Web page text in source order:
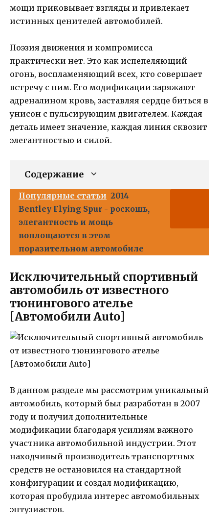
мощи приковывает взгляды и привлекает
истинных ценителей автомобилей.
Поэзия движения и компромисса
практически нет. Это как испепеляющий
огонь, воспламеняющий всех, кто совершает
встречу с ним. Его модификации заряжают
адреналином кровь, заставляя сердце биться в
унисон с пульсирующим двигателем. Каждая
деталь имеет значение, каждая линия сквозит
элегантностью и силой.
Содержание
Популярные статьи 2014
Bentley Flying Spur - роскошь,
элегантность и мощь
воплощаются в этом
поразительном автомобиле
Исключительный спортивный
автомобиль от известного
тюнингового ателье
[Автомобили Auto]
В данном разделе мы рассмотрим уникальный
автомобиль, который был разработан в 2007
году и получил дополнительные
модификации благодаря усилиям важного
участника автомобильной индустрии. Этот
находчивый производитель транспортных
средств не остановился на стандартной
конфигурации и создал модификацию,
которая пробудила интерес автомобильных
энтузиастов.